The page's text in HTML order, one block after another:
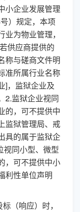
小企业发展管理
）规定，本项
为物业管理，
供应商提供的
称与磋商文件明
准所属行业名称
]，监狱企业及
2.监狱企业视同
的，可不提供中
监狱管理局、戒
具的属于监狱企
视同小型、微型
，可不提供中小
利性单位声明
（响应）时，